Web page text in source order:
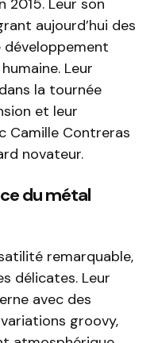
2015. Leur son
aujourd’hui des
Leur
la tournée
et leur
Camille Contreras
novateur.
du métal
remarquable,
délicates. Leur
avec des
groovy,